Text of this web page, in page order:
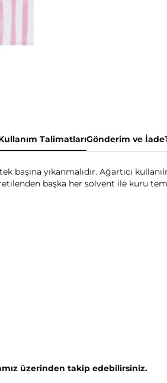
TalimatlarıGönderim ve İade
yıkanmalıdır. Ağartıcı
başka her solvent ile kuru
üzerinden takip edebilirsiniz.